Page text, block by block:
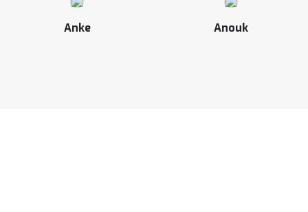
Anke Anouk